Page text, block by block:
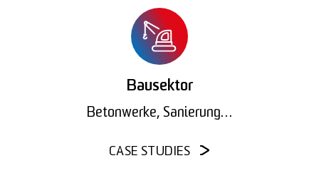
Bausektor
Betonwerke, Sanierung…
CASE STUDIES